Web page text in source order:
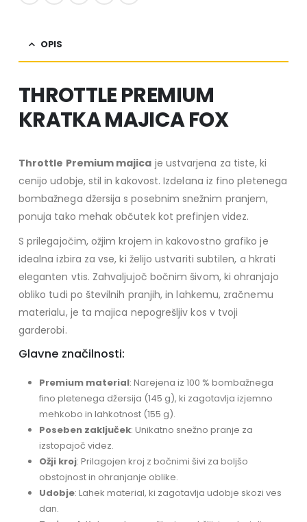
OPIS
THROTTLE PREMIUM
KRATKA MAJICA FOX
Throttle Premium majica je ustvarjena za tiste, ki
cenijo udobje, stil in kakovost. Izdelana iz fino pletenega
bombažnega džersija s posebnim snežnim pranjem,
ponuja tako mehak občutek kot prefinjen videz.
S prilegajočim, ožjim krojem in kakovostno grafiko je
idealna izbira za vse, ki želijo ustvariti subtilen, a hkrati
eleganten vtis. Zahvaljujoč bočnim šivom, ki ohranjajo
obliko tudi po številnih pranjih, in lahkemu, zračnemu
materialu, je ta majica nepogrešljiv kos v tvoji
garderobi.
Glavne značilnosti:
Premium material: Narejena iz 100 % bombažnega
fino pletenega džersija (145 g), ki zagotavlja izjemno
mehkobo in lahkotnost (155 g).
Poseben zaključek: Unikatno snežno pranje za
izstopajoč videz.
Ožji kroj: Prilagojen kroj z bočnimi šivi za boljšo
obstojnost in ohranjanje oblike.
Udobje: Lahek material, ki zagotavlja udobje skozi ves
dan.